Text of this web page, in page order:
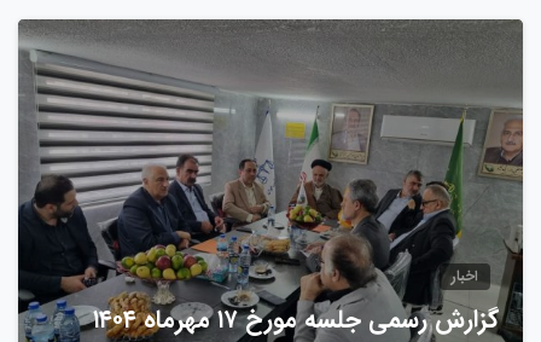
0
اخبار
گزارش رسمی جلسه مورخ ۱۷ مهرماه ۱۴۰۴